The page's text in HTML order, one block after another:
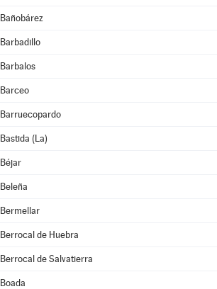
Bañobárez
Barbadillo
Barbalos
Barceo
Barruecopardo
Bastida (La)
Béjar
Beleña
Bermellar
Berrocal de Huebra
Berrocal de Salvatierra
Boada